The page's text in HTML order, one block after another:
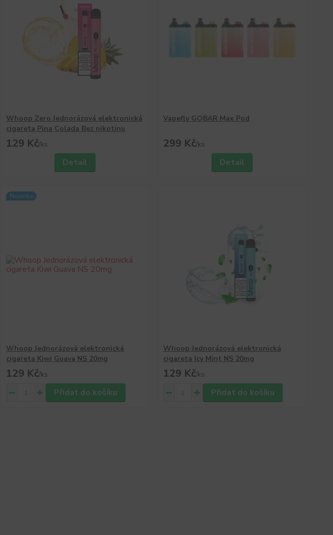
Whoop Zero Jednorázová elektronická
cigareta Pina Colada Bez nikotinu
129 Kč/ks
Detail
Vapefly GOBAR Max Pod
299 Kč/ks
Detail
Novinka
Whoop Jednorázová elektronická
cigareta Kiwi Guava NS 20mg
129 Kč/ks
Přidat do košíku
Whoop Jednorázová elektronická
cigareta Icy Mint NS 20mg
129 Kč/ks
Přidat do košíku